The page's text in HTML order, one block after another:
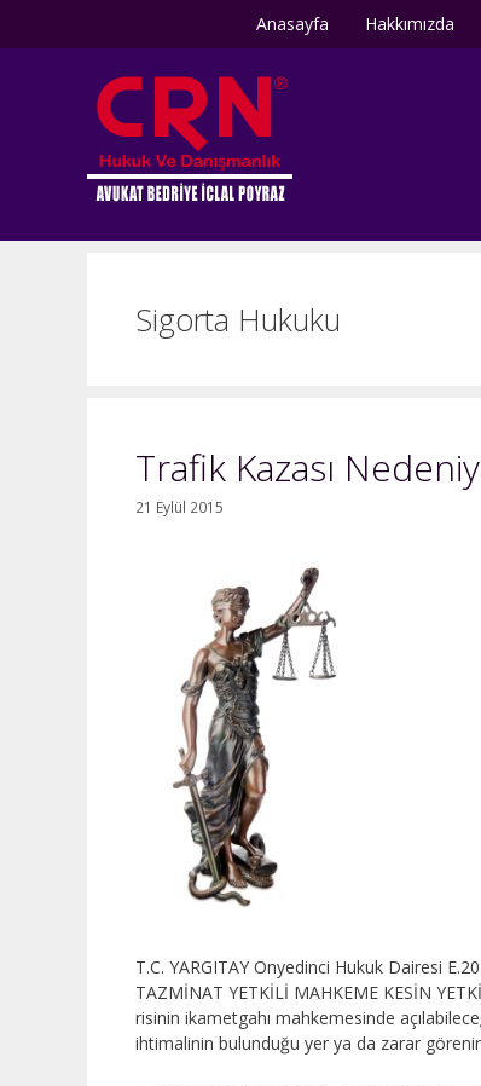
Anasayfa Hakkımızda
Sigorta Hukuku
Trafik Kazası
21 Eylül 2015
T.C. YARGITAY Onyedinci Hukuk Dairesi
TAZMİNAT YETKİLİ MAHKEME KESİN
risinin ikametgahı mahkemesinde
ihtimalinin bulunduğu yer ya da zarar